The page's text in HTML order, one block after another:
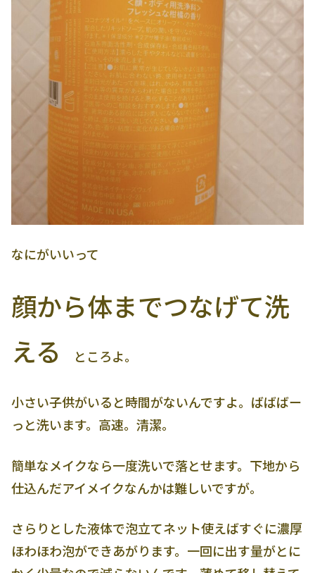
なにがいいって
顔から体までつなげて洗
える
ところよ。
小さい子供がいると時間がないんですよ。ばばばー
っと洗います。高速。清潔。
簡単なメイクなら一度洗いで落とせます。下地から
仕込んだアイメイクなんかは難しいですが。
さらりとした液体で泡立てネット使えばすぐに濃厚
ほわほわ泡ができあがります。一回に出す量がとに